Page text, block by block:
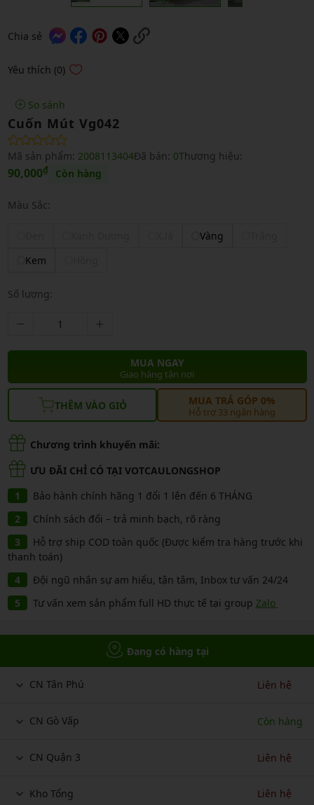
Chia sẻ
Yêu thích (0)
So sánh
Cuốn Mút Vg042
Mã sản phẩm: 2008113404Đã bán: 0Thương hiệu:
90,000₫ Còn hàng
Màu Sắc:
Vàng
Kem
Số lượng:
MUA NGAY
Giao hàng tận nơi
THÊM VÀO GIỎ MUA TRẢ GÓP 0%
Hỗ trợ 33 ngân hàng
Chương trình khuyến mãi:
ƯU ĐÃI CHỈ CÓ TẠI VOTCAULONGSHOP
Bảo hành chính hãng 1 đổi 1 lên đến 6 THÁNG
Chính sách đổi – trả minh bạch, rõ ràng
Hỗ trợ ship COD toàn quốc (Được kiểm tra hàng trước khi
thanh toán)
Đội ngũ nhân sự am hiểu, tận tâm, Inbox tư vấn 24/24
Tư vấn xem sản phẩm full HD thực tế tại group Zalo
Đang có hàng tại
CN Tân Phú Liên hệ
CN Gò Vấp Còn hàng
CN Quận 3 Liên hệ
Kho Tổng Liên hệ